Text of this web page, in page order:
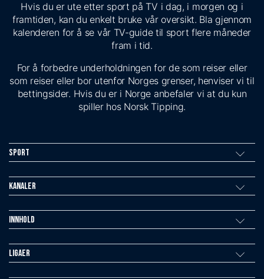
Hvis du er ute etter sport på TV i dag, i morgen og i
framtiden, kan du enkelt bruke vår oversikt. Bla gjennom
kalenderen for å se vår TV-guide til sport flere måneder
fram i tid.
For å forbedre underholdningen for de som reiser eller
som reiser eller bor utenfor Norges grenser, henviser vi til
bettingsider. Hvis du er i Norge anbefaler vi at du kun
spiller hos Norsk Tipping.
Sport
Kanaler
Innhold
Ligaer